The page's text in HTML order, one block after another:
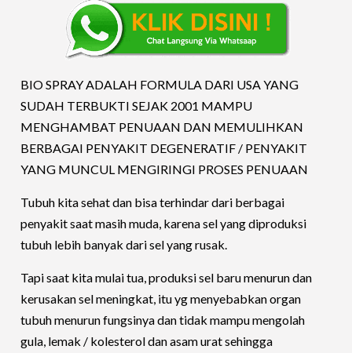
BIO SPRAY ADALAH FORMULA DARI USA YANG
SUDAH TERBUKTI SEJAK 2001 MAMPU
MENGHAMBAT PENUAAN DAN MEMULIHKAN
BERBAGAI PENYAKIT DEGENERATIF / PENYAKIT
YANG MUNCUL MENGIRINGI PROSES PENUAAN
Tubuh kita sehat dan bisa terhindar dari berbagai
penyakit saat masih muda, karena sel yang diproduksi
tubuh lebih banyak dari sel yang rusak.
Tapi saat kita mulai tua, produksi sel baru menurun dan
kerusakan sel meningkat, itu yg menyebabkan organ
tubuh menurun fungsinya dan tidak mampu mengolah
gula, lemak / kolesterol dan asam urat sehingga